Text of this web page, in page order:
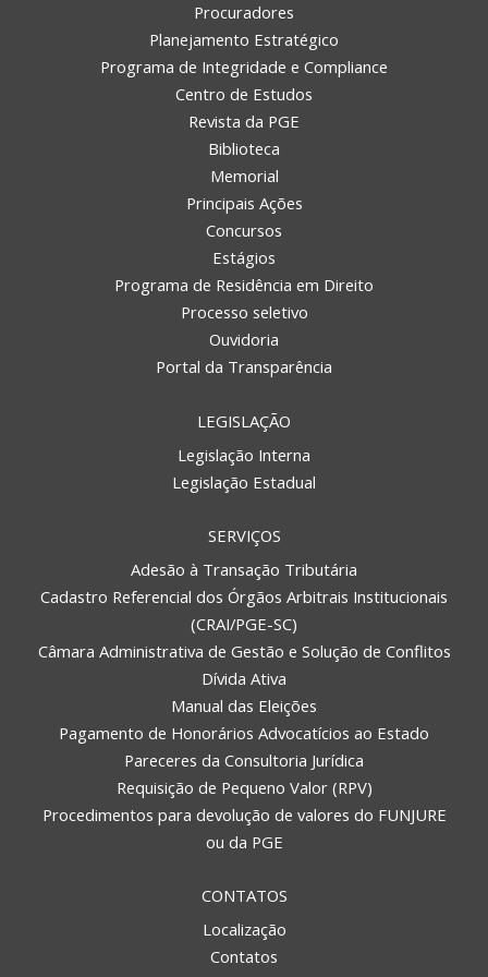
Procuradores
Planejamento Estratégico
Programa de Integridade e Compliance
Centro de Estudos
Revista da PGE
Biblioteca
Memorial
Principais Ações
Concursos
Estágios
Programa de Residência em Direito
Processo seletivo
Ouvidoria
Portal da Transparência
LEGISLAÇÃO
Legislação Interna
Legislação Estadual
SERVIÇOS
Adesão à Transação Tributária
Cadastro Referencial dos Órgãos Arbitrais Institucionais
(CRAI/PGE-SC)
Câmara Administrativa de Gestão e Solução de Conflitos
Dívida Ativa
Manual das Eleições
Pagamento de Honorários Advocatícios ao Estado
Pareceres da Consultoria Jurídica
Requisição de Pequeno Valor (RPV)
Procedimentos para devolução de valores do FUNJURE
ou da PGE
CONTATOS
Localização
Contatos